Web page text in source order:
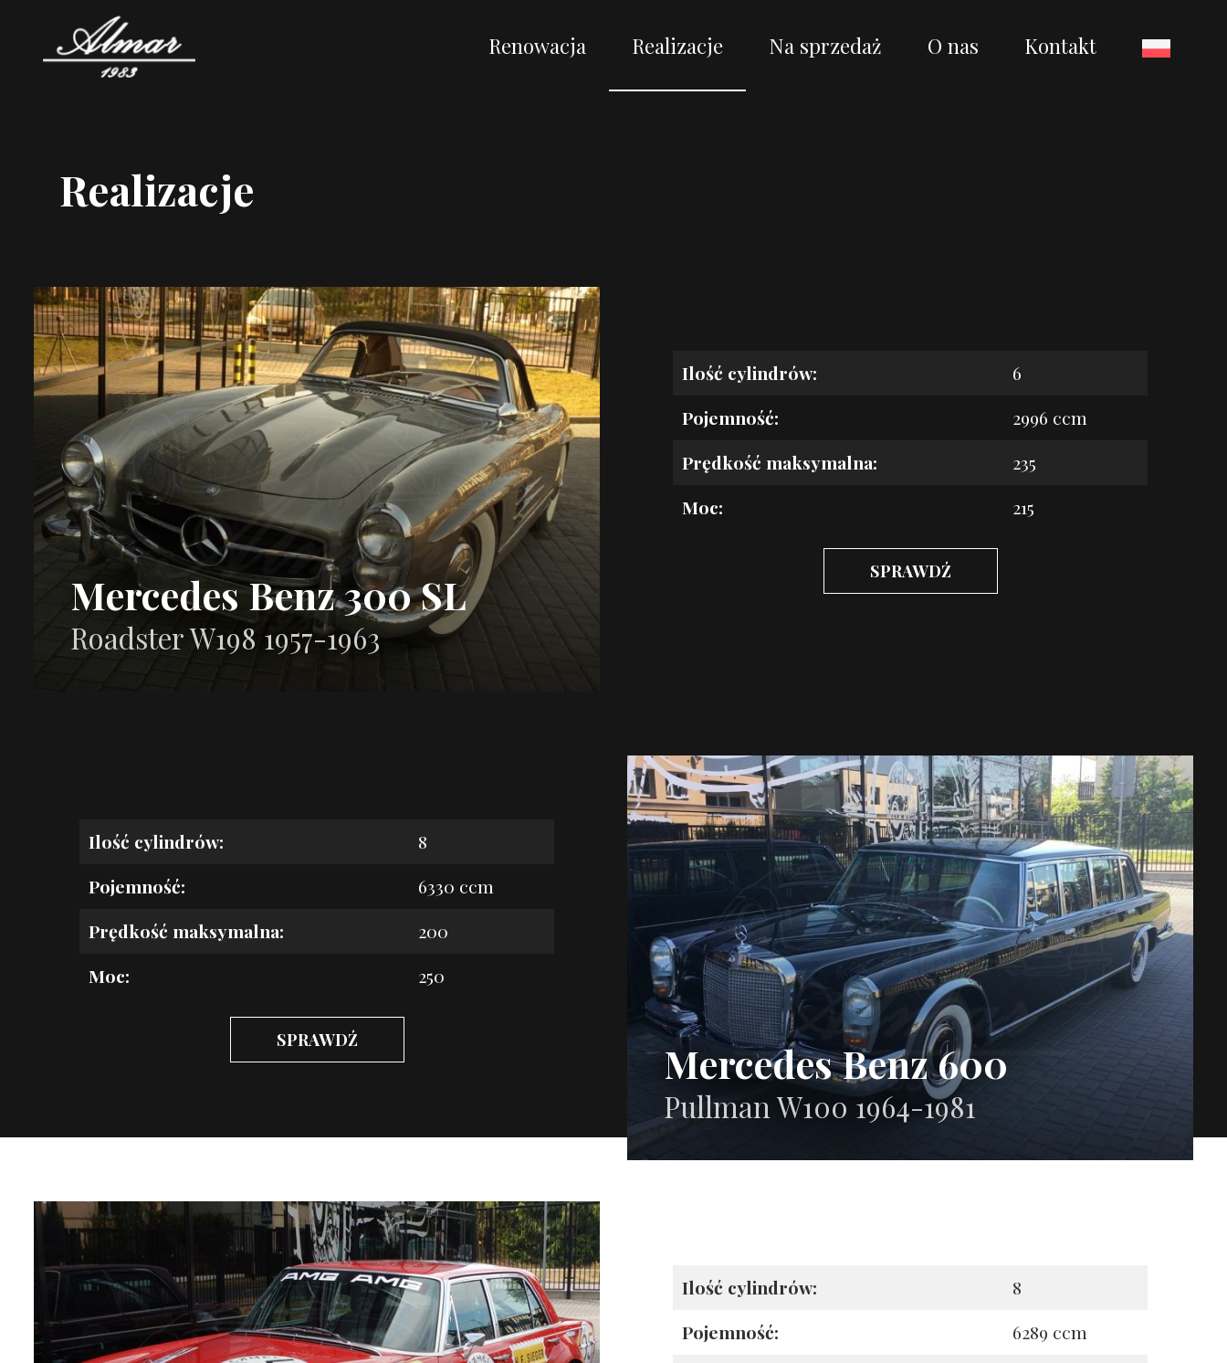
Renowacja Realizacje Na sprzedaż O nas Kontakt
Realizacje
Mercedes Benz 300 SL
Roadster W198 1957-1963
Ilość cylindrów:
6
Pojemność:
2996 ccm
Prędkość maksymalna:
235
Moc:
215
SPRAWDŹ
Mercedes Benz 600
Pullman W100 1964-1981
Ilość cylindrów:
8
Pojemność:
6330 ccm
Prędkość maksymalna:
200
Moc:
250
SPRAWDŹ
Ilość cylindrów:
8
Pojemność:
6289 ccm